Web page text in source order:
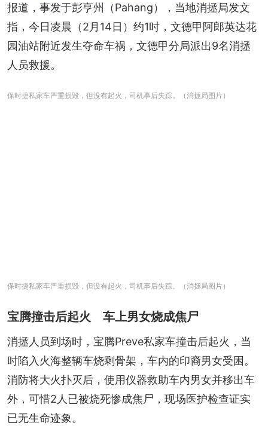
报道，事发于彭亨州（Pahang），当地消拯局发文
指，今日凌晨（2月14日）约1时，文德甲阿郎英达花
园油站附近发生夺命车祸，文德甲分局派出9名消拯
人员救援。
保时捷私家车严重损毁，但没有起火，司机事后失踪。（消拯局图片）
保时捷私家车严重损毁，但没有起火，司机事后失踪。（消拯局图片）
宝腾撞击后起火 车上男女烧成焦尸
消拯人员到场时，宝腾Preve私家车撞击后起火，当
时陷入火海整辆车烧剩骨架，车内的印裔男女受困。
消防将大火扑灭后，使用仪器救助车内男女并移出车
外，可惜2人已被烧死惨成焦尸，现场医护检查证实
已无生命迹象。